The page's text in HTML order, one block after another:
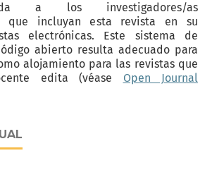
a los investigadores/as
que incluyan esta revista en su
electrónicas. Este sistema de
abierto resulta adecuado para
alojamiento para las revistas que
edita (véase Open Journal